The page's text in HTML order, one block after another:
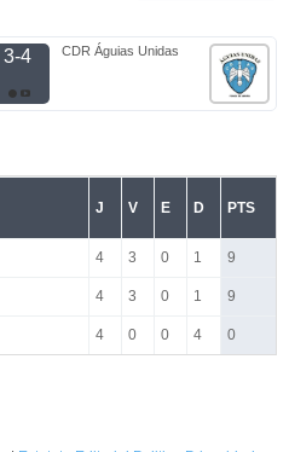
3-4 CDR Águias Unidas
J V E D PTS
4 3 0 1 9
4 3 0 1 9
4 0 0 4 0